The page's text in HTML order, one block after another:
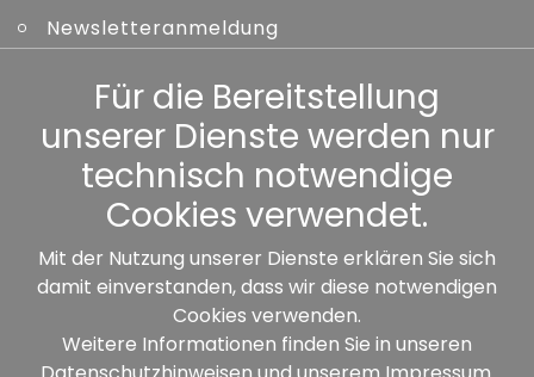
Newsletteranmeldung
Kennwort vergessen
Sonstiges
Unsere Partner:
Für die Bereitstellung
unserer Dienste werden nur
technisch notwendige
Cookies verwendet.
Mit der Nutzung unserer Dienste erklären Sie sich
damit einverstanden, dass wir diese notwendigen
Cookies verwenden.
Weitere Informationen finden Sie in unseren